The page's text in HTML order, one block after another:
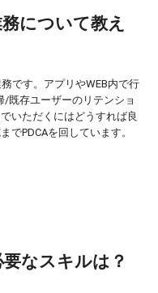
について教え
です。アプリやWEB内で行
既存ユーザーのリテンショ
いただくにはどうすれば良
でPDCAを回しています。
なスキルは？